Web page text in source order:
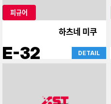
피규어
하츠네 미쿠
E-32 DETAIL